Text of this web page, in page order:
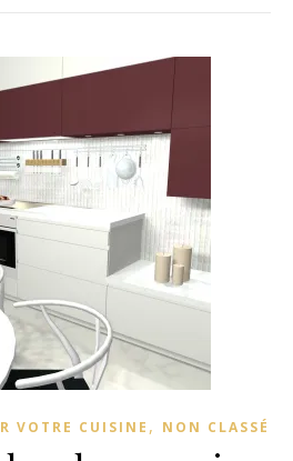
VOTRE CUISINE , NON CLASSÉ